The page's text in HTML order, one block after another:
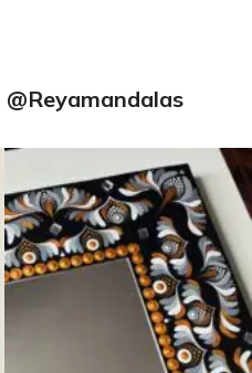
@Reyamandalas